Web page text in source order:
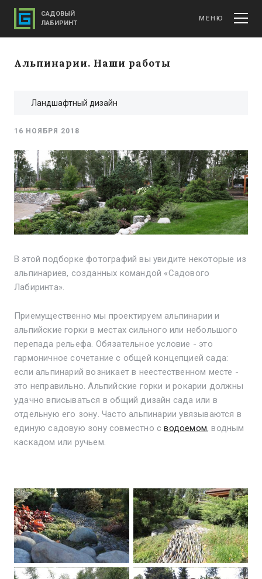
Альпинарии. Наши работы
Ландшафтный дизайн
16 НОЯБРЯ 2018
В этой подборке фотографий вы увидите некоторые из
альпинариев, созданных командой «Садового
Лабиринта».
Приемущественно мы проектируем альпинарии и
альпийские горки в местах сильного или небольшого
перепада рельефа. Обязательное условие - это
гармоничное сочетание с общей концепцией сада:
если альпинарий возникает в неестественном месте -
это неправильно. Альпийские горки и рокарии должны
удачно вписываться в общий дизайн сада или в
отдельную его зону. Часто альпинарии увязываются в
единую садовую зону совместно сводоемом, водным
каскадом или ручьем.
САДОВЫЙ
ЛАБИРИНТ
МЕНЮ